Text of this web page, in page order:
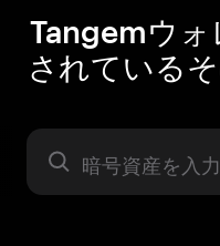
Tangemウォ
されている
暗号資産